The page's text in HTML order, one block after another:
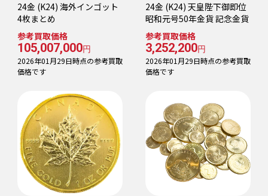
24金 (K24) 海外インゴット
4枚まとめ
参考買取価格
105,007,000円
2026年01月29日時点の参考買取
価格です
24金 (K24) 天皇陛下御即位
昭和元号50年金貨 記念金貨
参考買取価格
3,252,200円
2026年01月29日時点の参考買取
価格です